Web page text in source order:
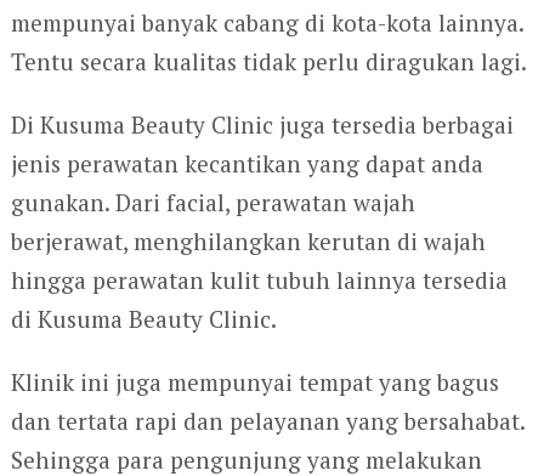
mempunyai banyak cabang di kota-kota lainnya.
Tentu secara kualitas tidak perlu diragukan lagi.
Di Kusuma Beauty Clinic juga tersedia berbagai
jenis perawatan kecantikan yang dapat anda
gunakan. Dari facial, perawatan wajah
berjerawat, menghilangkan kerutan di wajah
hingga perawatan kulit tubuh lainnya tersedia
di Kusuma Beauty Clinic.
Klinik ini juga mempunyai tempat yang bagus
dan tertata rapi dan pelayanan yang bersahabat.
Sehingga para pengunjung yang melakukan